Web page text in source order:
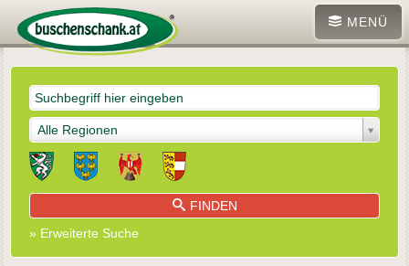
MENÜ
Alle Regionen
FINDEN
» Erweiterte Suche